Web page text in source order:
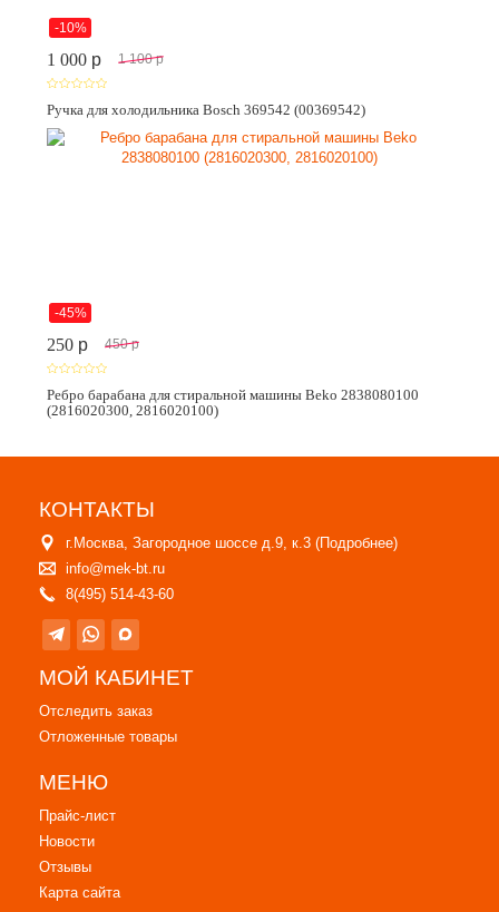
-10%
1 000 p 1 100 p
Ручка для холодильника Bosch 369542 (00369542)
-45%
250 p 450 p
Ребро барабана для стиральной машины Beko 2838080100
(2816020300, 2816020100)
КОНТАКТЫ
г.Москва, Загородное шоссе д.9, к.3 (Подробнее)
info@mek-bt.ru
8(495) 514-43-60
МОЙ КАБИНЕТ
Отследить заказ
Отложенные товары
МЕНЮ
Прайс-лист
Новости
Отзывы
Карта сайта